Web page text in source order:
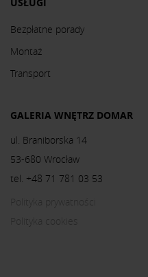
Bezpłatne porady
Montaż
Transport
GALERIA WNĘTRZ DOMAR
ul. Braniborska 14
53-680 Wrocław
tel. +48 71 781 03 53